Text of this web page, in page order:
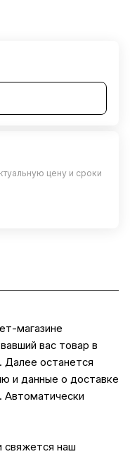
цену и сроки
магазине
вас товар в
Далее останется
и данные о доставке
Автоматически
свяжется наш